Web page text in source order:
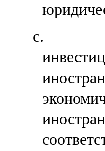
c.